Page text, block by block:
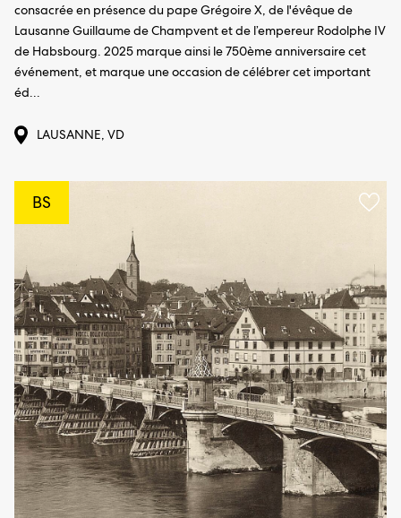
consacrée en présence du pape Grégoire X, de l'évêque de
Lausanne Guillaume de Champvent et de l’empereur Rodolphe IV
de Habsbourg. 2025 marque ainsi le 750ème anniversaire cet
événement, et marque une occasion de célébrer cet important
éd...
LAUSANNE, VD
BS